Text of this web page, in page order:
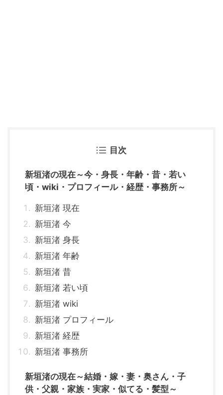
目次
新垣渚の現在～今・身長・年齢・昔・若い
頃・wiki・プロフィール・経歴・事務所～
新垣渚 現在
新垣渚 今
新垣渚 身長
新垣渚 年齢
新垣渚 昔
新垣渚 若い頃
新垣渚 wiki
新垣渚 プロフィール
新垣渚 経歴
新垣渚 事務所
新垣渚の現在～結婚・嫁・妻・奥さん・子
供・父親・家族・実家・似てる・髪型～